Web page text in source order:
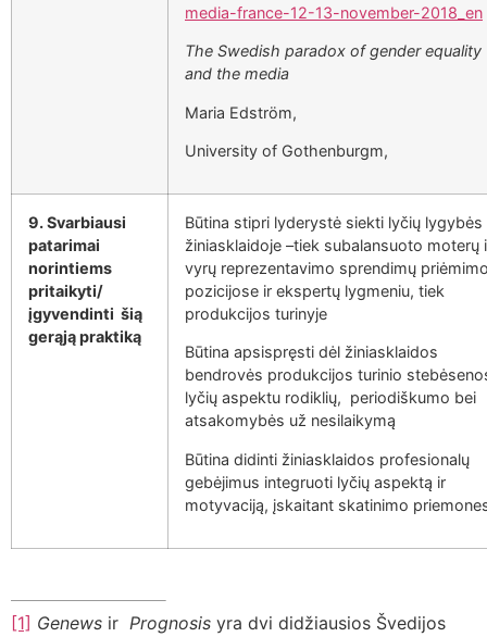
media-france-12-13-november-2018_en
The Swedish paradox of gender equality
and the media
Maria Edström,
University of Gothenburgm,
9. Svarbiausi
patarimai
norintiems
pritaikyti/
įgyvendinti šią
gerąją praktiką
Būtina stipri lyderystė siekti lyčių lygybės
žiniasklaidoje –tiek subalansuoto moterų
vyrų reprezentavimo sprendimų
pozicijose ir ekspertų lygmeniu, tiek
produkcijos turinyje
Būtina apsispręsti dėl žiniasklaidos
bendrovės produkcijos turinio
lyčių aspektu rodiklių, periodiškumo bei
atsakomybės už nesilaikymą
Būtina didinti žiniasklaidos profesionalų
gebėjimus integruoti lyčių aspektą ir
motyvaciją, įskaitant skatinimo
[1] Genews ir Prognosis yra dvi didžiausios Švedijos